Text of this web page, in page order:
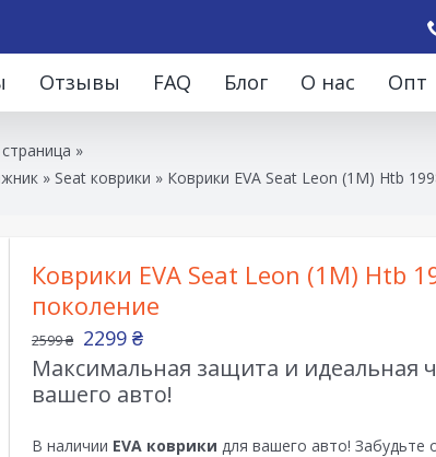
Отзывы FAQ Блог О нас Опт
»
» Seat коврики » Коврики EVA Seat Leon (1M) Htb
Коврики EVA Seat Leon (1M) Htb
поколение
2599₴ 2299 ₴
Максимальная защита и идеальная
вашего авто!
В наличии EVA коврики для вашего авто! Забудьте